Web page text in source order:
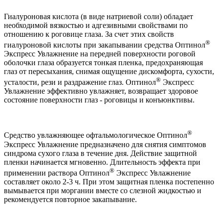
Гиалуроновая кислота (в виде натриевой соли) обладает
необходимой вязкостью и адгезивными свойствами по
отношению к роговице глаза. За счет этих свойств
гиалуроновой кислоты при закапывании средства Оптинол®
Экспресс Увлажнение на передней поверхности роговой
оболочки глаза образуется тонкая пленка, предохраняющая
глаз от пересыхания, снимая ощущение дискомфорта, сухости,
усталости, рези и раздражение глаз. Оптинол® Экспресс
Увлажнение эффективно увлажняет, возвращает здоровое
состояние поверхности глаз - роговицы и конъюнктивы.
Средство увлажняющее офтальмологическое Оптинол®
Экспресс Увлажнение предназначено для снятия симптомов
синдрома сухого глаза в течение дня. Действие защитной
пленки начинается мгновенно. Длительность эффекта при
применении раствора Оптинол® Экспресс Увлажнение
составляет около 2-3 ч. При этом защитная пленка постепенно
вымывается при моргании вместе со слезной жидкостью и
рекомендуется повторное закапывание.